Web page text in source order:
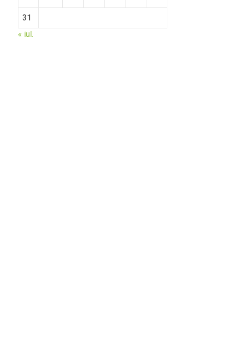
31
« iul.